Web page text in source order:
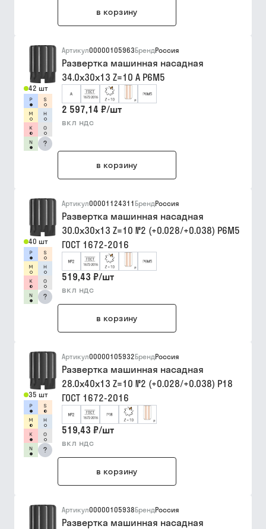
в корзину
42 шт
?
Артикул00000105963БрендРоссия
Развертка машинная насадная
34.0х30х13 Z=10 А Р6М5
2 597,14 ₽/шт
вкл ндс
в корзину
40 шт
?
Артикул00001124311 БрендРоссия
Развертка машинная насадная
30.0х30х13 Z=10 №2 (+0.028/+0.038) Р6М5
ГОСТ 1672-2016
519,43 ₽/шт
вкл ндс
в корзину
35 шт
?
Артикул00000105932БрендРоссия
Развертка машинная насадная
28.0х40х13 Z=10 №2 (+0.028/+0.038) Р18
ГОСТ 1672-2016
519,43 ₽/шт
вкл ндс
в корзину
Артикул00000105938БрендРоссия
Развертка машинная насадная